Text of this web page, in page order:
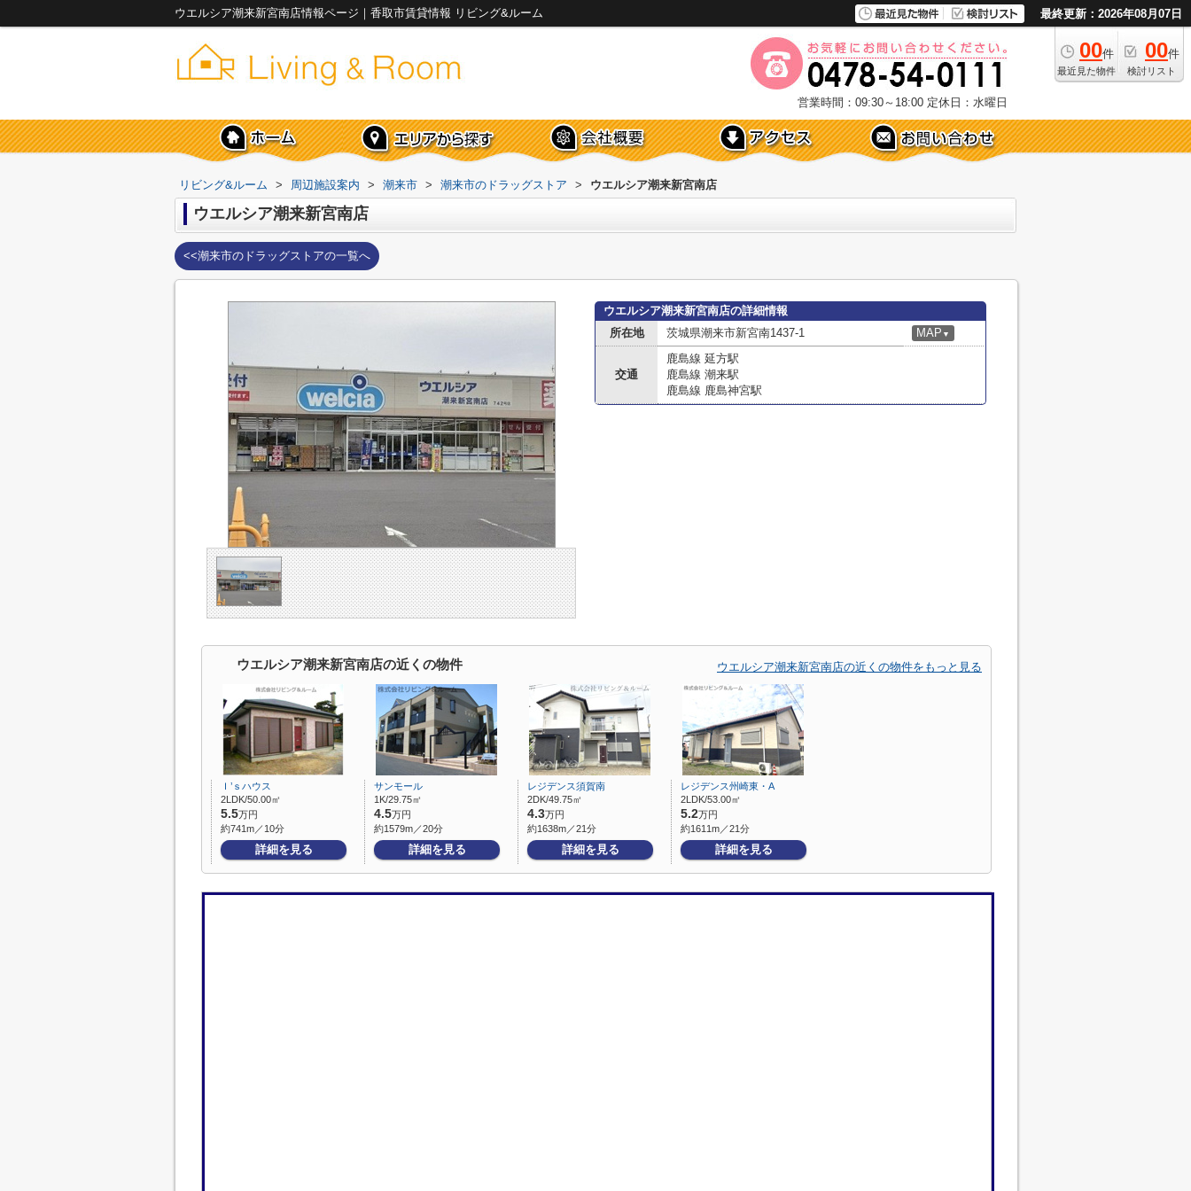
ウエルシア潮来新宮南店情報ページ｜香取市賃貸情報 リビング&ルーム 最終更新：2026年08月07日
00件
最近見た物件
00件
検討リスト
営業時間：09:30～18:00 定休日：水曜日
リビング&ルーム > 周辺施設案内 > 潮来市 > 潮来市のドラッグストア > ウエルシア潮来新宮南店
ウエルシア潮来新宮南店
<<潮来市のドラッグストアの一覧へ
ウエルシア潮来新宮南店の詳細情報
所在地
茨城県潮来市新宮南1437-1 MAP ▼
交通
鹿島線 延方駅
鹿島線 潮来駅
鹿島線 鹿島神宮駅
ウエルシア潮来新宮南店の近くの物件 ウエルシア潮来新宮南店の近くの物件をもっと見る
Ｉ’ｓハウス
2LDK/50.00㎡
5.5万円
約741m／10分
詳細を見る
サンモール
1K/29.75㎡
4.5万円
約1579m／20分
詳細を見る
レジデンス須賀南
2DK/49.75㎡
4.3万円
約1638m／21分
詳細を見る
レジデンス州崎東・A
2LDK/53.00㎡
5.2万円
約1611m／21分
詳細を見る